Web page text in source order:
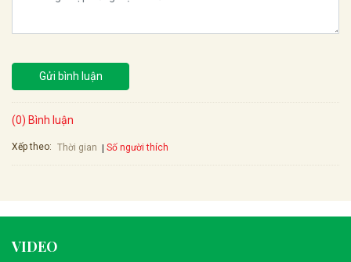
Gửi bình luận
(0) Bình luận
Xếp theo: Thời gian Số người thích
VIDEO